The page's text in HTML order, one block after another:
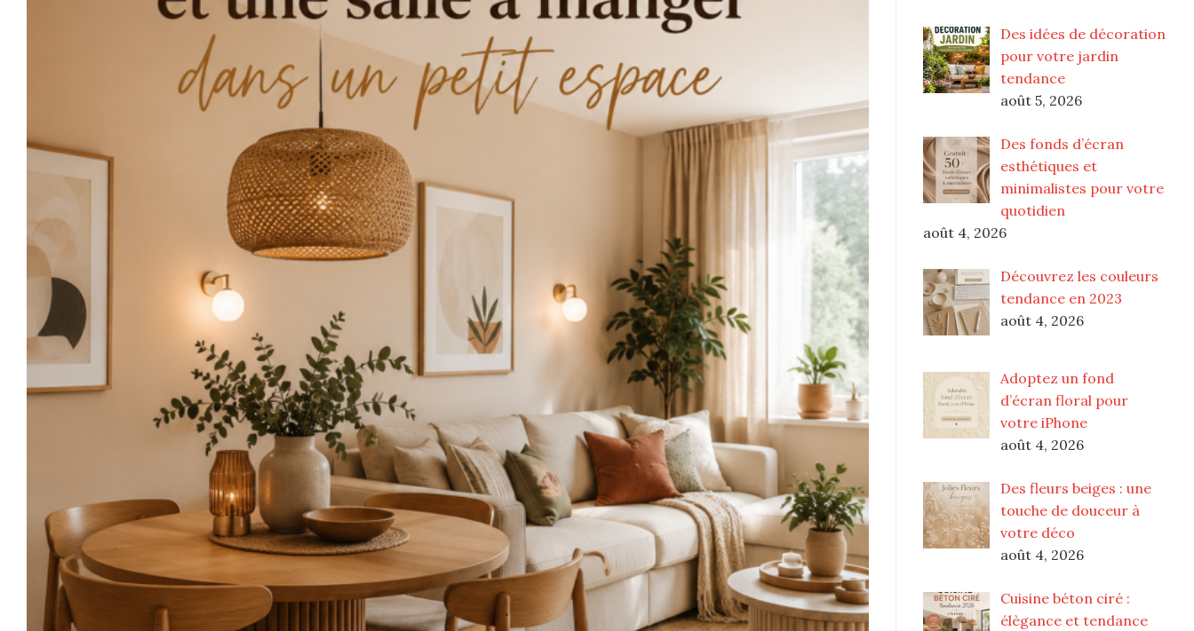
Des idées de décoration
pour votre jardin
tendance
août 5, 2026
Des fonds d’écran
esthétiques et
minimalistes pour votre
quotidien
août 4, 2026
Découvrez les couleurs
tendance en 2023
août 4, 2026
Adoptez un fond
d’écran floral pour
votre iPhone
août 4, 2026
Des fleurs beiges : une
touche de douceur à
votre déco
août 4, 2026
Cuisine béton ciré :
élègance et tendance